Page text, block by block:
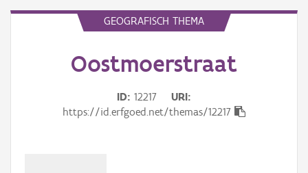
GEOGRAFISCH THEMA
Oostmoerstraat
ID 12217
URI
https://id.erfgoed.net/themas/12217